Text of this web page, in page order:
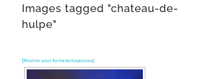
Images tagged "chateau-de-
hulpe"
[Montrer sous forme de diaporama]